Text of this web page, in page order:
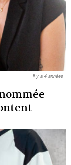
il y a 4 années